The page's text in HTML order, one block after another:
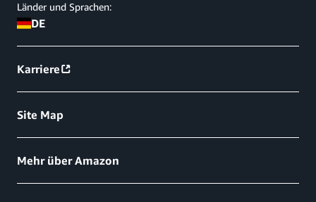
Länder und Sprachen:
DE
Karriere
Site Map
Mehr über Amazon